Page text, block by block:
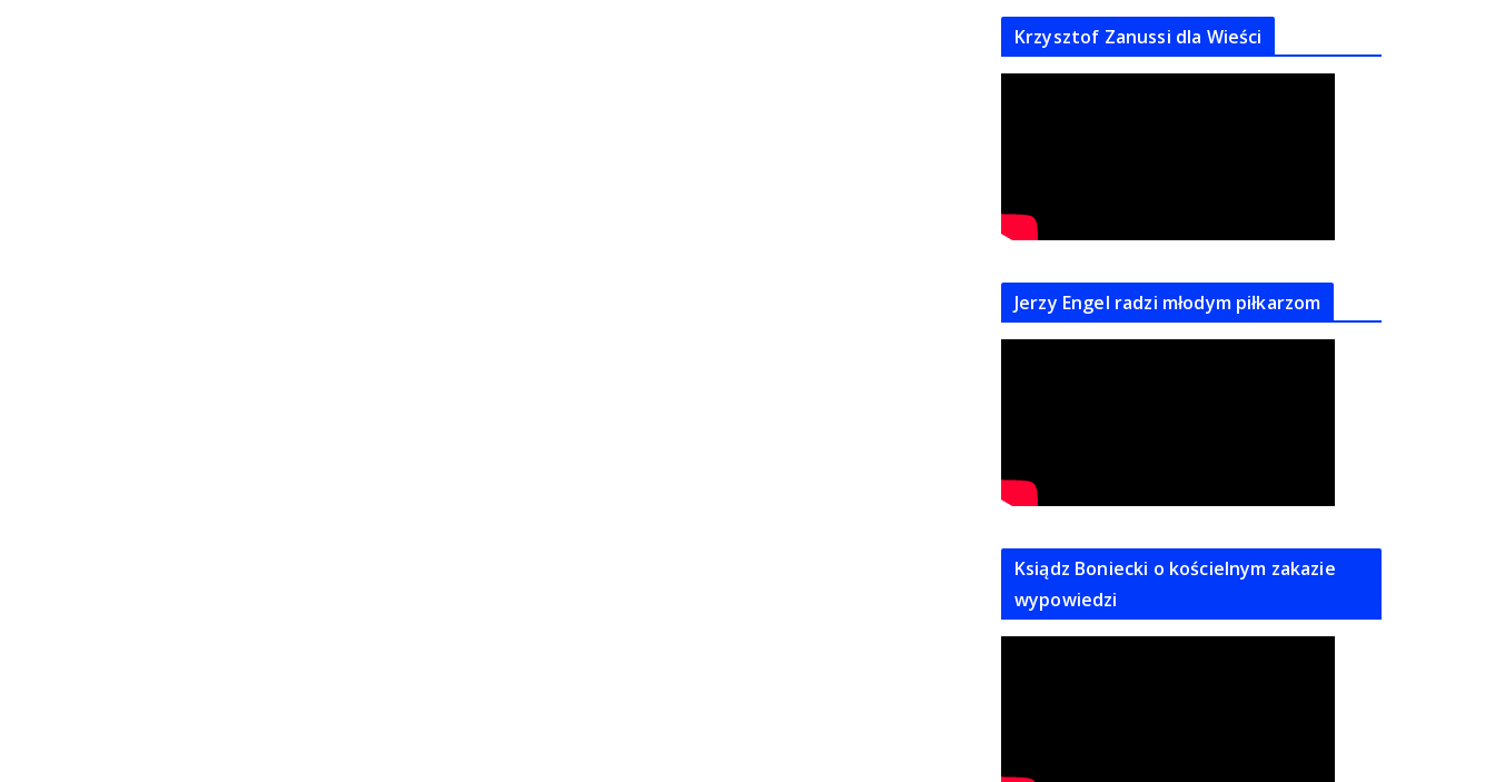
Krzysztof Zanussi dla Wieści
Jerzy Engel radzi młodym piłkarzom
Ksiądz Boniecki o kościelnym zakazie
wypowiedzi